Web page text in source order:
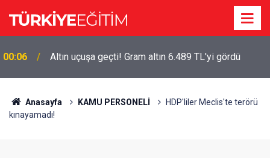
00:06 Altın uçuşa geçti! Gram altın 6.489 TL'yi gördü
Anasayfa KAMU PERSONELİ
HDP'liler Meclis'te terörü
kınayamadı!